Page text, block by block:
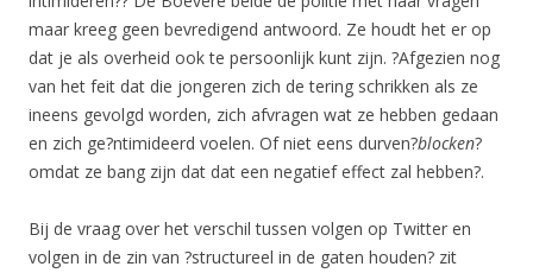
maar kreeg geen bevredigend antwoord. Ze houdt het er op
dat je als overheid ook te persoonlijk kunt zijn. ?Afgezien nog
van het feit dat die jongeren zich de tering schrikken als ze
ineens gevolgd worden, zich afvragen wat ze hebben gedaan
en zich ge?ntimideerd voelen. Of niet eens durven?blocken?
omdat ze bang zijn dat dat een negatief effect zal hebben?.
Bij de vraag over het verschil tussen volgen op Twitter en
volgen in de zin van ?structureel in de gaten houden? zit